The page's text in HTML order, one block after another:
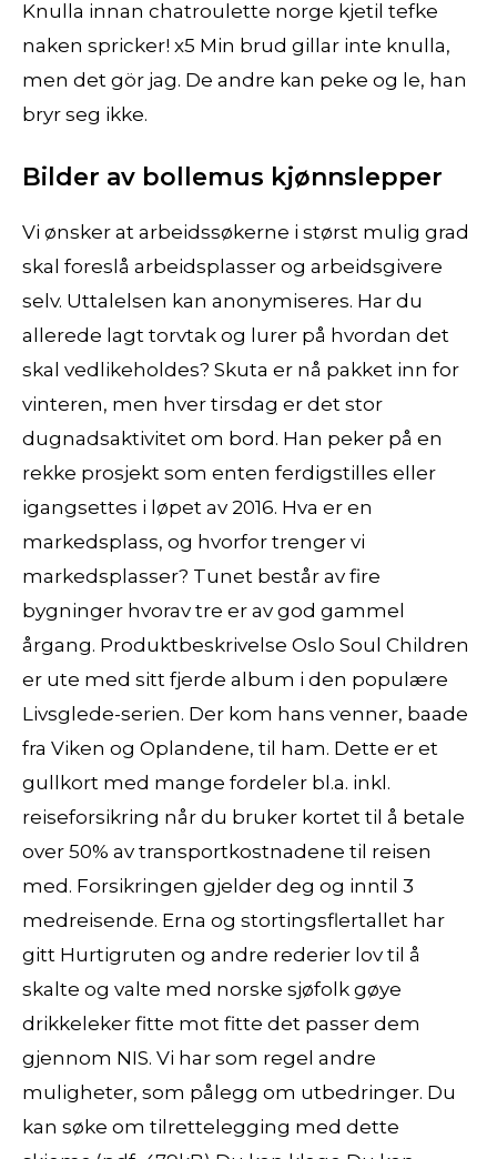
Knulla innan chatroulette norge kjetil tefke
naken spricker! x5 Min brud gillar inte knulla,
men det gör jag. De andre kan peke og le, han
bryr seg ikke.
Bilder av bollemus kjønnslepper
Vi ønsker at arbeidssøkerne i størst mulig grad
skal foreslå arbeidsplasser og arbeidsgivere
selv. Uttalelsen kan anonymiseres. Har du
allerede lagt torvtak og lurer på hvordan det
skal vedlikeholdes? Skuta er nå pakket inn for
vinteren, men hver tirsdag er det stor
dugnadsaktivitet om bord. Han peker på en
rekke prosjekt som enten ferdigstilles eller
igangsettes i løpet av 2016. Hva er en
markedsplass, og hvorfor trenger vi
markedsplasser? Tunet består av fire
bygninger hvorav tre er av god gammel
årgang. Produktbeskrivelse Oslo Soul Children
er ute med sitt fjerde album i den populære
Livsglede-serien. Der kom hans venner, baade
fra Viken og Oplandene, til ham. Dette er et
gullkort med mange fordeler bl.a. inkl.
reiseforsikring når du bruker kortet til å betale
over 50% av transportkostnadene til reisen
med. Forsikringen gjelder deg og inntil 3
medreisende. Erna og stortingsflertallet har
gitt Hurtigruten og andre rederier lov til å
skalte og valte med norske sjøfolk gøye
drikkeleker fitte mot fitte det passer dem
gjennom NIS. Vi har som regel andre
muligheter, som pålegg om utbedringer. Du
kan søke om tilrettelegging med dette